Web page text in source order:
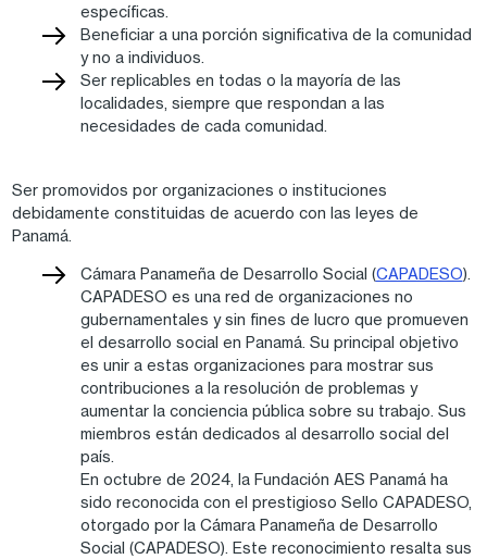
específicas.
Beneficiar a una porción significativa de la comunidad
y no a individuos.
Ser replicables en todas o la mayoría de las
localidades, siempre que respondan a las
necesidades de cada comunidad.
Ser promovidos por organizaciones o instituciones
debidamente constituidas de acuerdo con las leyes de
Panamá.
Cámara Panameña de Desarrollo Social (CAPADESO).
CAPADESO es una red de organizaciones no
gubernamentales y sin fines de lucro que promueven
el desarrollo social en Panamá. Su principal objetivo
es unir a estas organizaciones para mostrar sus
contribuciones a la resolución de problemas y
aumentar la conciencia pública sobre su trabajo. Sus
miembros están dedicados al desarrollo social del
país.
En octubre de 2024, la Fundación AES Panamá ha
sido reconocida con el prestigioso Sello CAPADESO,
otorgado por la Cámara Panameña de Desarrollo
Social (CAPADESO). Este reconocimiento resalta sus